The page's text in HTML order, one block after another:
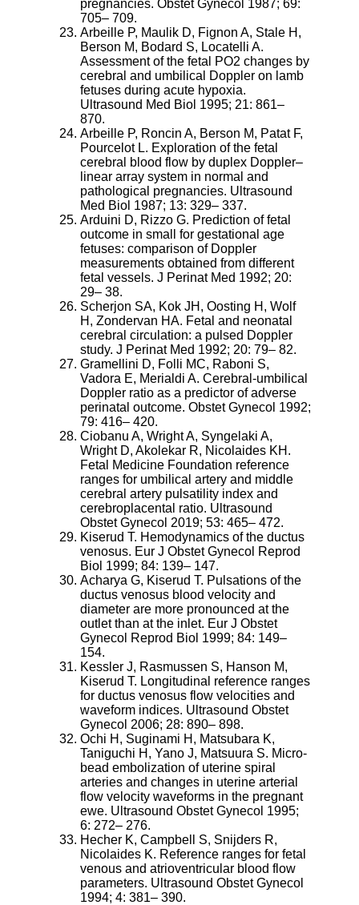
pregnancies. Obstet Gynecol 1987; 69:
705– 709.
Arbeille P, Maulik D, Fignon A, Stale H,
Berson M, Bodard S, Locatelli A.
Assessment of the fetal PO2 changes by
cerebral and umbilical Doppler on lamb
fetuses during acute hypoxia.
Ultrasound Med Biol 1995; 21: 861–
870.
Arbeille P, Roncin A, Berson M, Patat F,
Pourcelot L. Exploration of the fetal
cerebral blood flow by duplex Doppler–
linear array system in normal and
pathological pregnancies. Ultrasound
Med Biol 1987; 13: 329– 337.
Arduini D, Rizzo G. Prediction of fetal
outcome in small for gestational age
fetuses: comparison of Doppler
measurements obtained from different
fetal vessels. J Perinat Med 1992; 20:
29– 38.
Scherjon SA, Kok JH, Oosting H, Wolf
H, Zondervan HA. Fetal and neonatal
cerebral circulation: a pulsed Doppler
study. J Perinat Med 1992; 20: 79– 82.
Gramellini D, Folli MC, Raboni S,
Vadora E, Merialdi A. Cerebral-umbilical
Doppler ratio as a predictor of adverse
perinatal outcome. Obstet Gynecol 1992;
79: 416– 420.
Ciobanu A, Wright A, Syngelaki A,
Wright D, Akolekar R, Nicolaides KH.
Fetal Medicine Foundation reference
ranges for umbilical artery and middle
cerebral artery pulsatility index and
cerebroplacental ratio. Ultrasound
Obstet Gynecol 2019; 53: 465– 472.
Kiserud T. Hemodynamics of the ductus
venosus. Eur J Obstet Gynecol Reprod
Biol 1999; 84: 139– 147.
Acharya G, Kiserud T. Pulsations of the
ductus venosus blood velocity and
diameter are more pronounced at the
outlet than at the inlet. Eur J Obstet
Gynecol Reprod Biol 1999; 84: 149–
154.
Kessler J, Rasmussen S, Hanson M,
Kiserud T. Longitudinal reference ranges
for ductus venosus flow velocities and
waveform indices. Ultrasound Obstet
Gynecol 2006; 28: 890– 898.
Ochi H, Suginami H, Matsubara K,
Taniguchi H, Yano J, Matsuura S. Micro-
bead embolization of uterine spiral
arteries and changes in uterine arterial
flow velocity waveforms in the pregnant
ewe. Ultrasound Obstet Gynecol 1995;
6: 272– 276.
Hecher K, Campbell S, Snijders R,
Nicolaides K. Reference ranges for fetal
venous and atrioventricular blood flow
parameters. Ultrasound Obstet Gynecol
1994; 4: 381– 390.